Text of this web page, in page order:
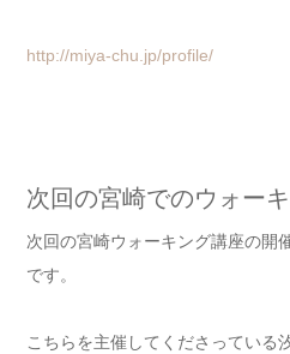
http://miya-chu.jp/profile/
次回の宮崎でのウォー
次回の宮崎ウォーキング講座の開
です。
こちらを主催してくださっている